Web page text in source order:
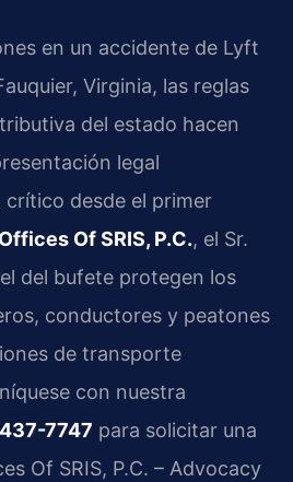
en un accidente de Lyft
Virginia, las reglas
del estado hacen
legal
crítico desde el primer
Of SRIS, P.C., el Sr.
del bufete protegen los
conductores y peatones
de transporte
con nuestra
7747 para solicitar una
Of SRIS, P.C. – Advocacy